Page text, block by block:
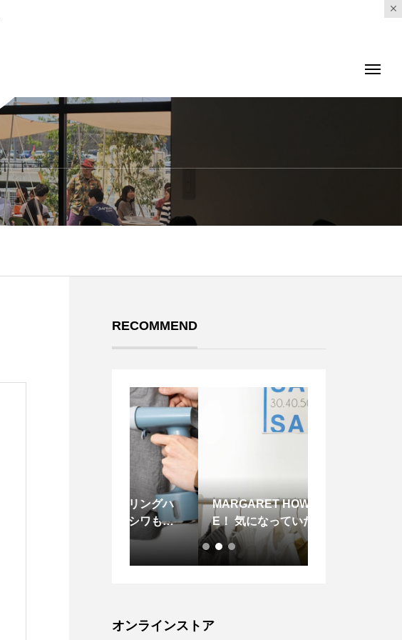
RECOMMEND
MARGARET HOWELL SAL
E！ 気になっていた あのニ
ットやコートも SALEになっ
てるかも？ 急げや急げです
オンラインストア